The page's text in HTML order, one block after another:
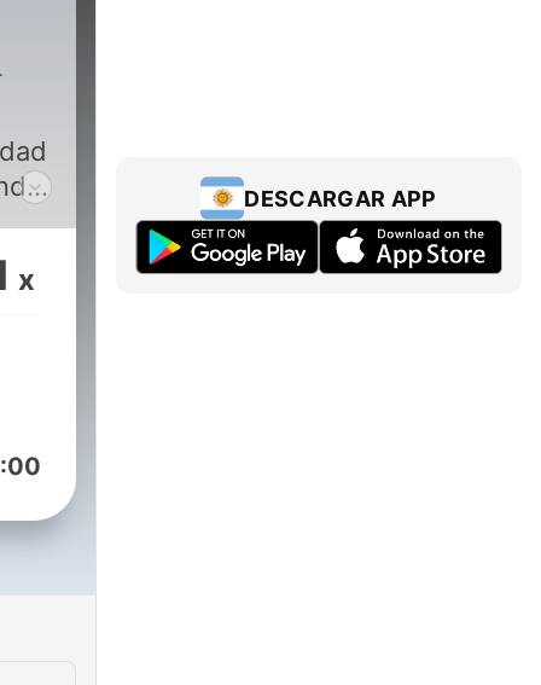
y
x
DESCARGAR APP